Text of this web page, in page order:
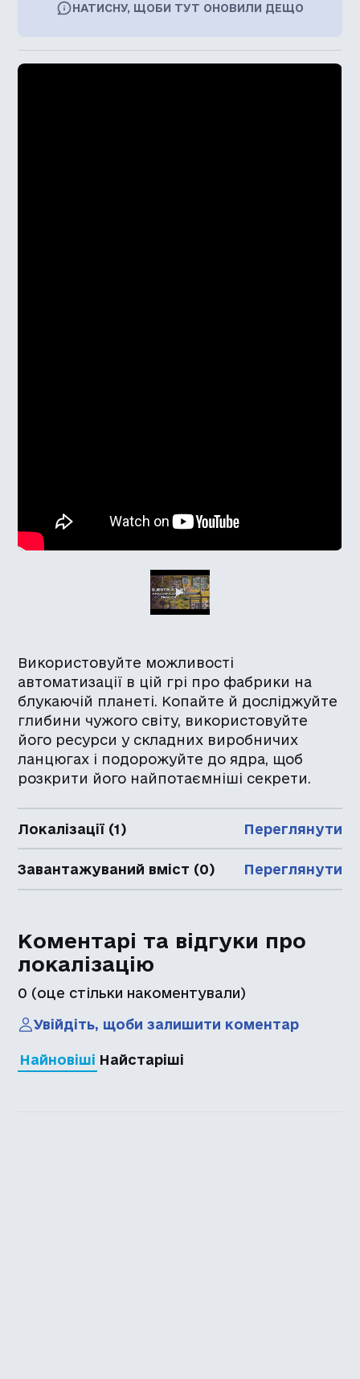
Використовуйте можливості
автоматизації в цій грі про фабрики на
блукаючій планеті. Копайте й досліджуйте
глибини чужого світу, використовуйте
його ресурси у складних виробничих
ланцюгах і подорожуйте до ядра, щоб
розкрити його найпотаємніші секрети.
Локалізації (1) Переглянути
Завантажуваний вміст (0) Переглянути
Коментарі та відгуки про
локалізацію
0 (оце стільки накоментували)
Увійдіть, щоби залишити коментар
Найновіші Найстаріші
НАТИСНУ, ЩОБИ ТУТ ОНОВИЛИ ДЕЩО